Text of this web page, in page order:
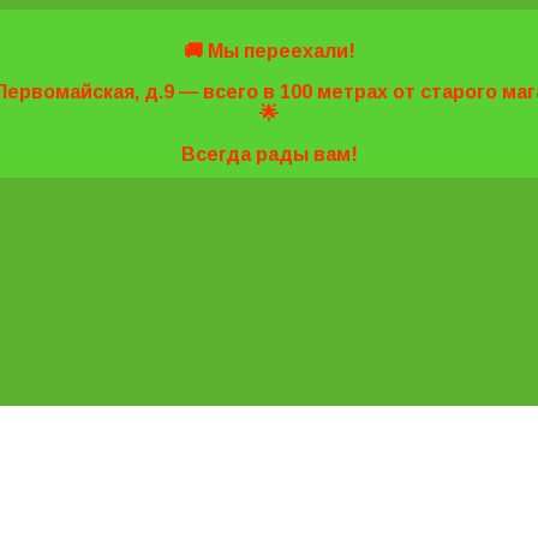
🚚 Мы переехали!
д.9 — всего в 100 метрах от старого
🌟
Всегда рады вам!